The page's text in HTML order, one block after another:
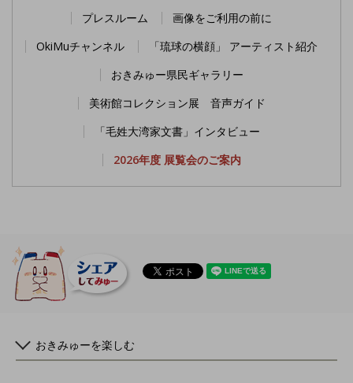
プレスルーム
画像をご利用の前に
OkiMuチャンネル
「琉球の横顔」 アーティスト紹介
おきみゅー県民ギャラリー
美術館コレクション展 音声ガイド
「毛姓大湾家文書」インタビュー
2026年度 展覧会のご案内
おきみゅーを楽しむ